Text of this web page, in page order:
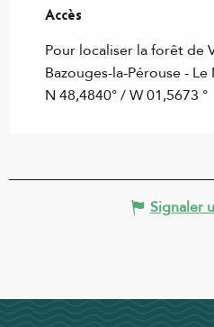
Accès
Accès
Pour localiser la forêt de
Bazouges-la-Pérouse -
N 48,4840° / W 01,5673 °
Signaler